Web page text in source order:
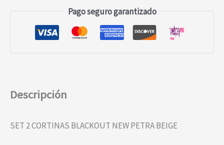
Pago seguro garantizado
Descripción
SET 2 CORTINAS BLACKOUT NEW PETRA BEIGE